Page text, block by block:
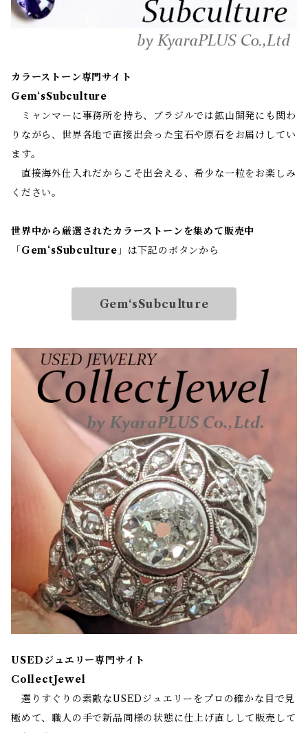
カラーストーン専門サイト
Gem‘sSubculture
ミャンマーに事務所を持ち、ブラジルでは鉱山開発にも関わ
りながら、世界各地で直接出会った宝石や原石をお届けしてい
ます。
直接海外仕入れだからこそ出会える、希少な一粒をお楽しみ
ください。
世界中から厳選されたカラーストーンを集めて販売中
「Gem‘sSubculture 」は下記のボタンから
Gem‘sSubculture
USEDジュエリー専門サイト
CollectJewel
選りすぐりの素敵なUSEDジュエリーをプロの確かな目で見
極めて、職人の手で新品同様の状態に仕上げ直しして販売して